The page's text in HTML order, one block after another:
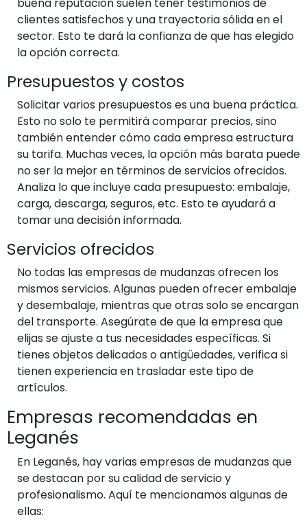
clientes satisfechos y una trayectoria sólida en el
sector. Esto te dará la confianza de que has elegido
la opción correcta.
Presupuestos y costos
Solicitar varios presupuestos es una buena práctica.
Esto no solo te permitirá comparar precios, sino
también entender cómo cada empresa estructura
su tarifa. Muchas veces, la opción más barata puede
no ser la mejor en términos de servicios ofrecidos.
Analiza lo que incluye cada presupuesto: embalaje,
carga, descarga, seguros, etc. Esto te ayudará a
tomar una decisión informada.
Servicios ofrecidos
No todas las empresas de mudanzas ofrecen los
mismos servicios. Algunas pueden ofrecer embalaje
y desembalaje, mientras que otras solo se encargan
del transporte. Asegúrate de que la empresa que
elijas se ajuste a tus necesidades específicas. Si
tienes objetos delicados o antigüedades, verifica si
tienen experiencia en trasladar este tipo de
artículos.
Empresas recomendadas en
Leganés
En Leganés, hay varias empresas de mudanzas que
se destacan por su calidad de servicio y
profesionalismo. Aquí te mencionamos algunas de
ellas: